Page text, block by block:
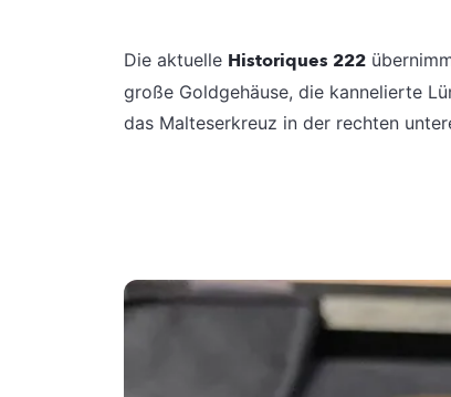
Die aktuelle Historiques 222
große Goldgehäuse, die kannelierte
das Malteserkreuz in der rechten